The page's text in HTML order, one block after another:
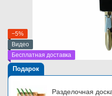
−5%
Видео
Бесплатная доставка
Подарок
Разделочная